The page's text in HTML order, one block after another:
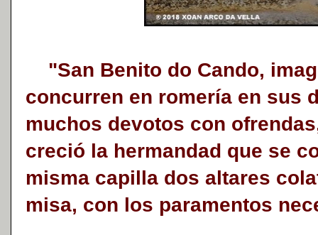
"San Benito do Cando,
concurren en romería en sus
muchos devotos con
creció la hermandad que se
misma capilla dos altares
misa, con los paramentos